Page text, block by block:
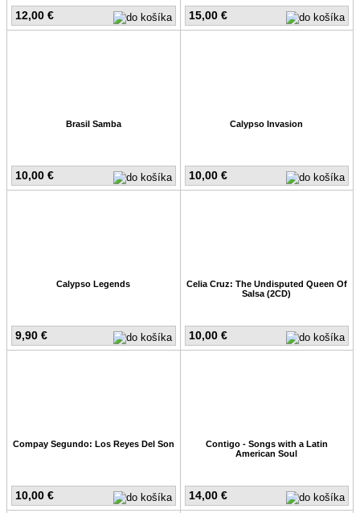
12,00 € 15,00 €
10,00 €
Brasil Samba
10,00 €
Calypso Invasion
9,90 €
Calypso Legends
10,00 €
Celia Cruz: The Undisputed Queen Of
Salsa (2CD)
10,00 €
Compay Segundo: Los Reyes Del Son
14,00 €
Contigo - Songs with a Latin
American Soul